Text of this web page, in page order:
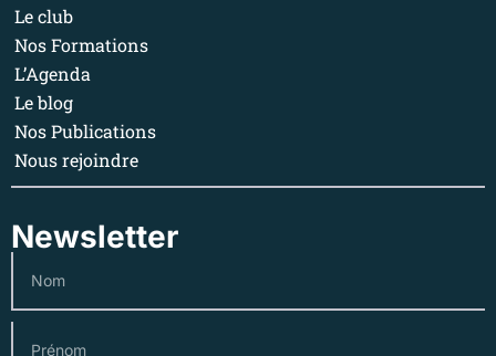
Le club
Nos Formations
L’Agenda
Le blog
Nos Publications
Nous rejoindre
Newsletter